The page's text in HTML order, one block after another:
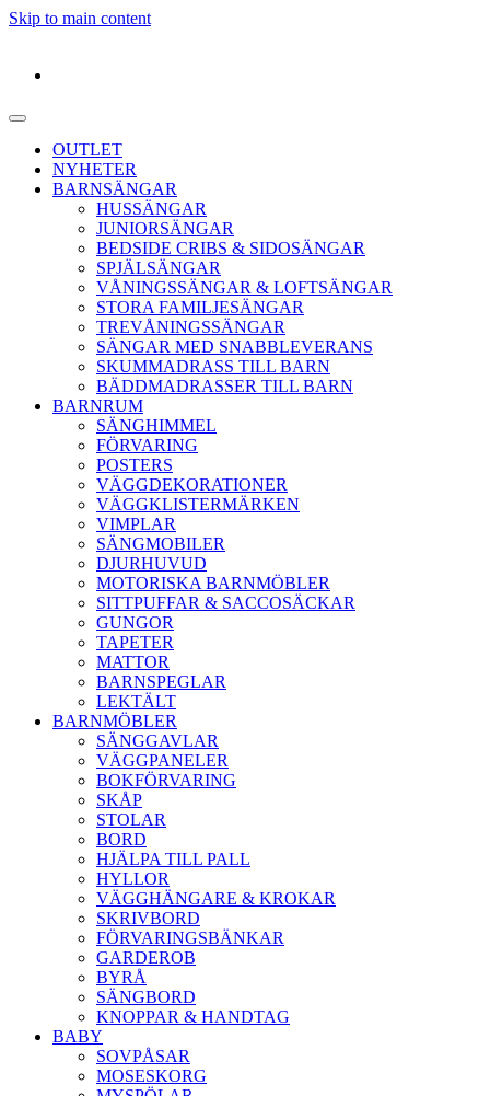
Skip to main content
OUTLET
NYHETER
BARNSÄNGAR
HUSSÄNGAR
JUNIORSÄNGAR
BEDSIDE CRIBS & SIDOSÄNGAR
SPJÄLSÄNGAR
VÅNINGSSÄNGAR & LOFTSÄNGAR
STORA FAMILJESÄNGAR
TREVÅNINGSSÄNGAR
SÄNGAR MED SNABBLEVERANS
SKUMMADRASS TILL BARN
BÄDDMADRASSER TILL BARN
BARNRUM
SÄNGHIMMEL
FÖRVARING
POSTERS
VÄGGDEKORATIONER
VÄGGKLISTERMÄRKEN
VIMPLAR
SÄNGMOBILER
DJURHUVUD
MOTORISKA BARNMÖBLER
SITTPUFFAR & SACCOSÄCKAR
GUNGOR
TAPETER
MATTOR
BARNSPEGLAR
LEKTÄLT
BARNMÖBLER
SÄNGGAVLAR
VÄGGPANELER
BOKFÖRVARING
SKÅP
STOLAR
BORD
HJÄLPA TILL PALL
HYLLOR
VÄGGHÄNGARE & KROKAR
SKRIVBORD
FÖRVARINGSBÄNKAR
GARDEROB
BYRÅ
SÄNGBORD
KNOPPAR & HANDTAG
BABY
SOVPÅSAR
MOSESKORG